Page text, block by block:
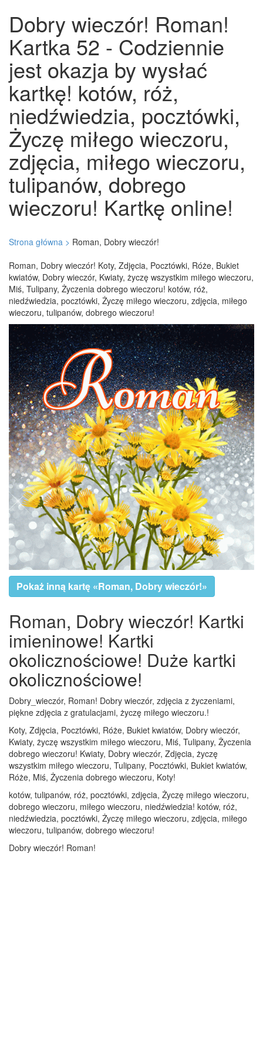
Dobry wieczór! Roman!
Kartka 52 - Codziennie
jest okazja by wysłać
kartkę! kotów, róż,
niedźwiedzia, pocztówki,
Życzę miłego wieczoru,
zdjęcia, miłego wieczoru,
tulipanów, dobrego
wieczoru! Kartkę online!
Strona główna > Roman, Dobry wieczór!
Roman, Dobry wieczór! Koty, Zdjęcia, Pocztówki, Róże, Bukiet
kwiatów, Dobry wieczór, Kwiaty, życzę wszystkim miłego wieczoru,
Miś, Tulipany, Życzenia dobrego wieczoru! kotów, róż,
niedźwiedzia, pocztówki, Życzę miłego wieczoru, zdjęcia, miłego
wieczoru, tulipanów, dobrego wieczoru!
Pokaż inną kartę «Roman, Dobry wieczór!»
Roman, Dobry wieczór! Kartki
imieninowe! Kartki
okolicznościowe! Duże kartki
okolicznościowe!
Dobry_wieczór, Roman! Dobry wieczór, zdjęcia z życzeniami,
piękne zdjęcia z gratulacjami, życzę miłego wieczoru.!
Koty, Zdjęcia, Pocztówki, Róże, Bukiet kwiatów, Dobry wieczór,
Kwiaty, życzę wszystkim miłego wieczoru, Miś, Tulipany, Życzenia
dobrego wieczoru! Kwiaty, Dobry wieczór, Zdjęcia, życzę
wszystkim miłego wieczoru, Tulipany, Pocztówki, Bukiet kwiatów,
Róże, Miś, Życzenia dobrego wieczoru, Koty!
kotów, tulipanów, róż, pocztówki, zdjęcia, Życzę miłego wieczoru,
dobrego wieczoru, miłego wieczoru, niedźwiedzia! kotów, róż,
niedźwiedzia, pocztówki, Życzę miłego wieczoru, zdjęcia, miłego
wieczoru, tulipanów, dobrego wieczoru!
Dobry wieczór! Roman!